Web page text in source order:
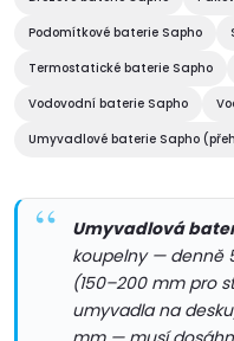
á
d
a
c
í
Podomítkové baterie Sapho
Termostatické baterie Sapho
Vodovodní baterie Sapho
Umyvadlové baterie Sapho
Umyvadlová
koupelny — denně
(150–200 mm pro
umyvadla na